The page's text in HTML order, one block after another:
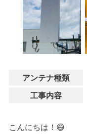
アンテナ種類
工事内容
こんにちは！😄